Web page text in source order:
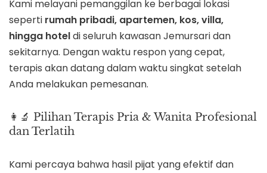
Kami melayani pemanggilan ke berbagai lokasi
seperti rumah pribadi, apartemen, kos, villa,
hingga hoteldi seluruh kawasan Jemursari dan
sekitarnya. Dengan waktu respon yang cepat,
terapis akan datang dalam waktu singkat setelah
Anda melakukan pemesanan.
👩‍🔬 Pilihan Terapis Pria & Wanita Profesional
dan Terlatih
Kami percaya bahwa hasil pijat yang efektif dan